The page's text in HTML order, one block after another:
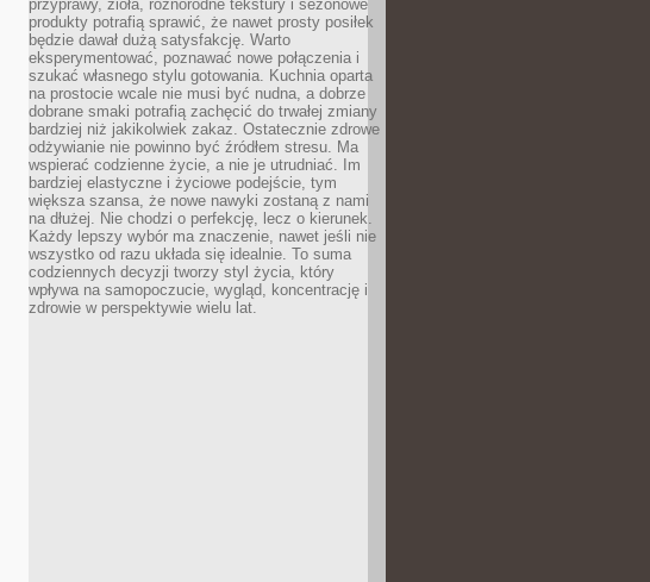
przyprawy, zioła, różnorodne tekstury i sezonowe
produkty potrafią sprawić, że nawet prosty posiłek
będzie dawał dużą satysfakcję. Warto
eksperymentować, poznawać nowe połączenia i
szukać własnego stylu gotowania. Kuchnia oparta
na prostocie wcale nie musi być nudna, a dobrze
dobrane smaki potrafią zachęcić do trwałej zmiany
bardziej niż jakikolwiek zakaz. Ostatecznie zdrowe
odżywianie nie powinno być źródłem stresu. Ma
wspierać codzienne życie, a nie je utrudniać. Im
bardziej elastyczne i życiowe podejście, tym
większa szansa, że nowe nawyki zostaną z nami
na dłużej. Nie chodzi o perfekcję, lecz o kierunek.
Każdy lepszy wybór ma znaczenie, nawet jeśli nie
wszystko od razu układa się idealnie. To suma
codziennych decyzji tworzy styl życia, który
wpływa na samopoczucie, wygląd, koncentrację i
zdrowie w perspektywie wielu lat.